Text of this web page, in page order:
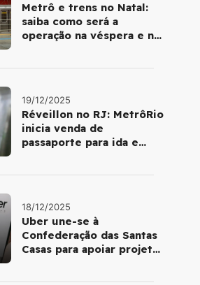
Metrô e trens no Natal:
saiba como será a
operação na véspera e no
19/12/2025
Réveillon no RJ: MetrôRio
inicia venda de
passaporte para ida e
18/12/2025
Uber une-se à
Confederação das Santas
Casas para apoiar projetos